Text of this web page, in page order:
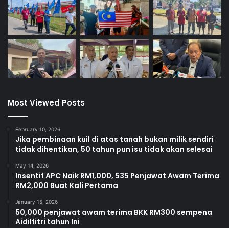
Most Viewed Posts
February 10, 2026
Jika pembinaan kuil di atas tanah bukan milik sendiri
tidak dihentikan, 50 tahun pun isu tidak akan selesai
May 14, 2026
Insentif APC Naik RM1,000, 535 Penjawat Awam Terima
RM2,000 Buat Kali Pertama
January 15, 2026
50,000 penjawat awam terima BKK RM300 sempena
Aidilfitri tahun Ini